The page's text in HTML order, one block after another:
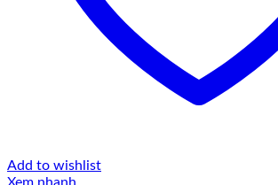
Add to wishlist
Xem nhanh